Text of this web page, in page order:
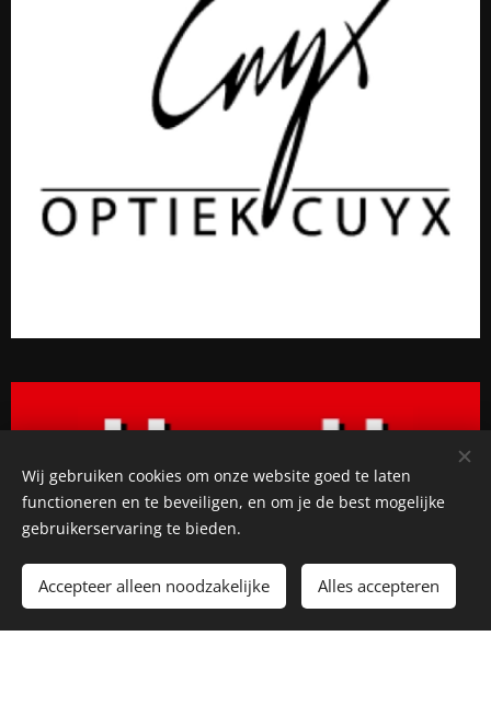
Wij gebruiken cookies om onze website goed te laten
functioneren en te beveiligen, en om je de best mogelijke
gebruikerservaring te bieden.
Accepteer alleen noodzakelijke Alles accepteren